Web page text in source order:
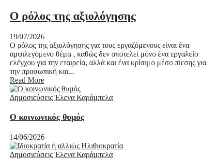
Ο ρόλος της αξιολόγησης
19/07/2026
Ο ρόλος της αξιολόγησης για τους εργαζόμενους είναι ένα
αμφιλεγόμενο θέμα , καθώς δεν αποτελεί μόνο ένα εργαλείο
ελέγχου για την εταιρεία, αλλά και ένα κρίσιμο μέσο πίεσης για
την προσωπική και...
Read More
Δημοσιεύσεις Έλενα Καράμπελα
Ο κοινωνικός θυμός
14/06/2026
Δημοσιεύσεις Έλενα Καράμπελα